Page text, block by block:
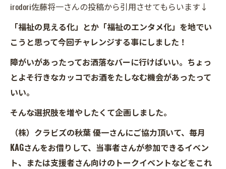
irodori佐藤将一さんの投稿から引用させてもらいます↓
「福祉の見える化」とか「福祉のエンタメ化」を地でい
こうと思って今回チャレンジする事にしました！
障がいがあったってお洒落なバーに行けばいい。ちょっ
とよそ行きなカッコでお酒をたしなむ機会があったって
いい。
そんな選択肢を増やしたくて企画しました。
（株）クラビズの秋葉 優一さんにご協力頂いて、毎月
KAGさんをお借りして、当事者さんが参加できるイベン
ト、または支援者さん向けのトークイベントなどをこれ